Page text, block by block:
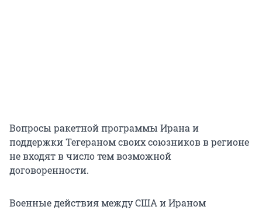
Вопросы ракетной программы Ирана и
поддержки Тегераном своих союзников в регионе
не входят в число тем возможной
договоренности.
Военные действия между США и Ираном